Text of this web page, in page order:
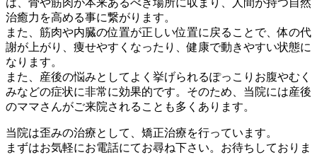
治癒力を高める事に繋がります。
また、筋肉や内臓の位置が正しい位置に戻ることで、体の代
謝が上がり、痩せやすくなったり、健康で動きやすい状態に
なります。
また、産後の悩みとしてよく挙げられるぽっこりお腹やむく
みなどの症状に非常に効果的です。そのため、当院には産後
のママさんがご来院されることも多くあります。
当院は歪みの治療として、矯正治療を行っています。
まずはお気軽にお電話にてお尋ね下さい。お待ちしておりま